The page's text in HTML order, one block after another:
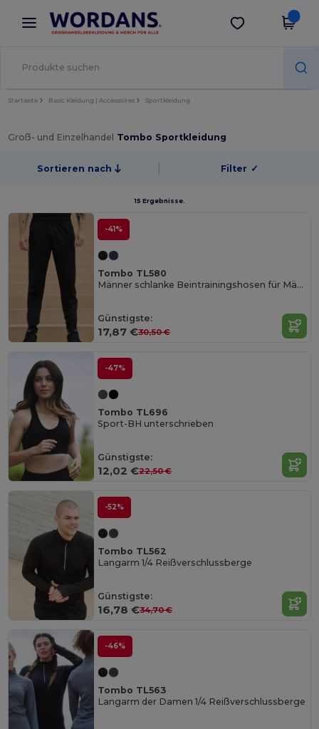
× Wordans App
Bessere Preise in der App!
App holen
Startseite Basic Kleidung | Accessoires Sportkleidung
Groß- und Einzelhandel Tombo Sportkleidung
Sortieren nach Filter ✓
15 Ergebnisse.
-41%
Tombo TL580
Männer schlanke Beintrainingshosen für Männer
Günstigste:
17,87 €30,50 €
-47%
Tombo TL696
Sport-BH unterschrieben
Günstigste:
12,02 €22,50 €
-52%
Tombo TL562
Langarm 1/4 Reißverschlussberge
Günstigste:
16,78 €34,70 €
-46%
Tombo TL563
Langarm der Damen 1/4 Reißverschlussberge